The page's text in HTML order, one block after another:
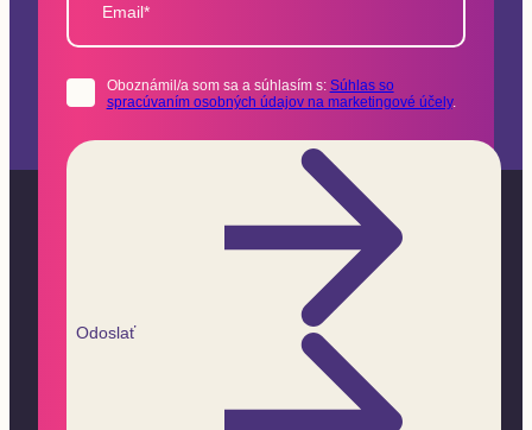
Email*
Oboznámil/a som sa a súhlasím s: Súhlas so
spracúvaním osobných údajov na marketingové účely.
Odoslať